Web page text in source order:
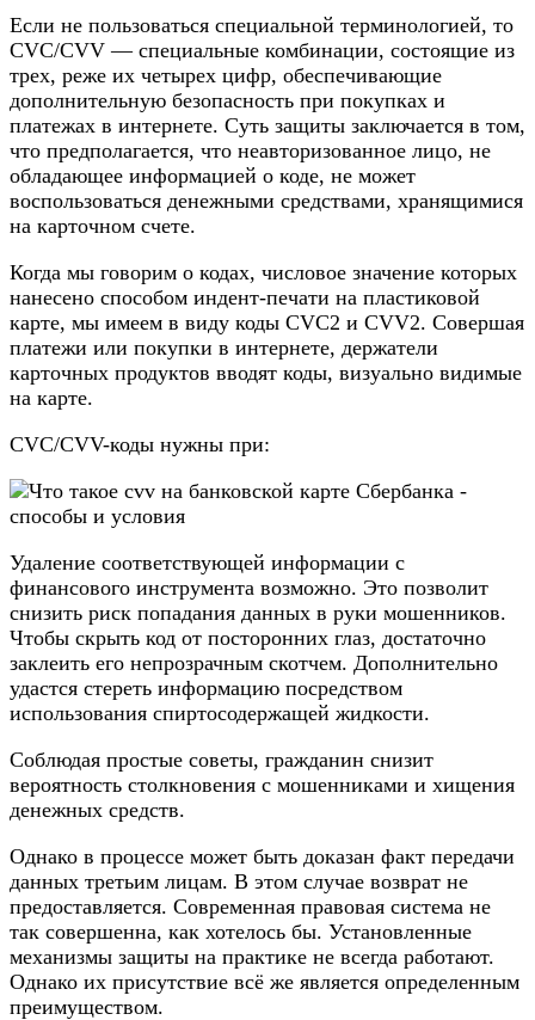
Если не пользоваться специальной терминологией, то
CVC/CVV — специальные комбинации, состоящие из
трех, реже их четырех цифр, обеспечивающие
дополнительную безопасность при покупках и
платежах в интернете. Суть защиты заключается в том,
что предполагается, что неавторизованное лицо, не
обладающее информацией о коде, не может
воспользоваться денежными средствами, хранящимися
на карточном счете.
Когда мы говорим о кодах, числовое значение которых
нанесено способом индент-печати на пластиковой
карте, мы имеем в виду коды CVC2 и CVV2. Совершая
платежи или покупки в интернете, держатели
карточных продуктов вводят коды, визуально видимые
на карте.
CVC/CVV-коды нужны при:
Удаление соответствующей информации с
финансового инструмента возможно. Это позволит
снизить риск попадания данных в руки мошенников.
Чтобы скрыть код от посторонних глаз, достаточно
заклеить его непрозрачным скотчем. Дополнительно
удастся стереть информацию посредством
использования спиртосодержащей жидкости.
Соблюдая простые советы, гражданин снизит
вероятность столкновения с мошенниками и хищения
денежных средств.
Однако в процессе может быть доказан факт передачи
данных третьим лицам. В этом случае возврат не
предоставляется. Современная правовая система не
так совершенна, как хотелось бы. Установленные
механизмы защиты на практике не всегда работают.
Однако их присутствие всё же является определенным
преимуществом.